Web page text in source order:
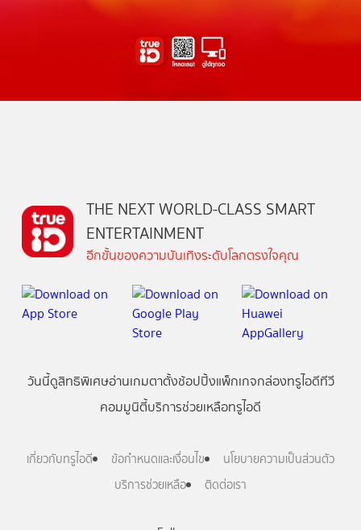
THE NEXT WORLD-CLASS SMART
ENTERTAINMENT
อีกขั้นของความบันเทิงระดับโลกตรงใจคุณ
วันนี้ดูสิทธิพิเศษอ่านเกมตาตั้งช้อปปิ้งแพ็กเกจกล่องทรูไอดีทีวี
คอมมูนิตี้บริการช่วยเหลือทรูไอดี
เกี่ยวกับทรูไอดี ข้อกำหนดและเงื่อนไข
นโยบายความเป็นส่วนตัว
บริการช่วยเหลือ
ติดต่อเรา